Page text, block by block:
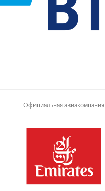
Официальная авиакомпания